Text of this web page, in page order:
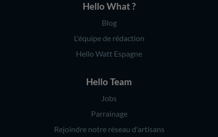
Hello What ?
Blog
L'équipe de rédaction
Hello Watt Espagne
Hello Team
Jobs
Parrainage
Rejoindre notre réseau d'artisans